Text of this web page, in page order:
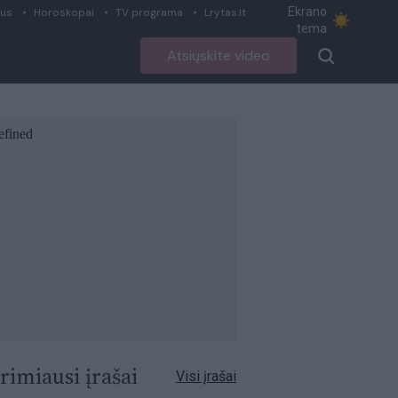
Horoskopai TV programa Lrytas.lt
Ekrano
tema
Atsiųskite video
įrašai Visi įrašai